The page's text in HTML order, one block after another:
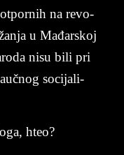
na re­vo­
­u ­Mađar­skoj
nisu bili pri
so­ci­ja­li­
hteo?